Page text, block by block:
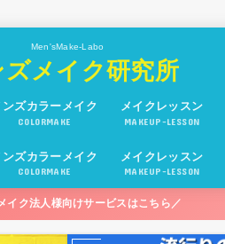
Men'sMake-Labo
ズメイク研究所
ンズカラーメイク
COLORMAKE
メイクレッスン
MAKEUP-LESSON
ンズカラーメイク
COLORMAKE
メイクレッスン
MAKEUP-LESSON
イク法人様向けサービスはこちら／